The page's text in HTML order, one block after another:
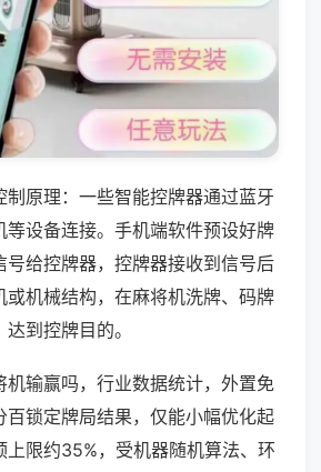
制原理：一些智能控牌器通过蓝牙
等设备连接。手机端软件预设好牌
号给控牌器，控牌器接收到信号后
或机械结构，在麻将机洗牌、码牌
到控牌目的。
机输赢吗，行业数据统计，外置免
百锁定牌局结果，仅能小幅优化起
上限约35%，受机器随机算法、环